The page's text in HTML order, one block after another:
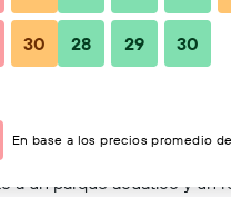
un parque acuático y un
30 28 29 30
En base a los precios promedio